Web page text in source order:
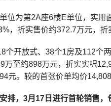
位为第2A座6楼E单位，实
，折实售价约372.7万元，折
个开放式、38个1房及112个
万至约898万元，折实实呎
元。较的首张价单均价14,808
排，3月17日进行首轮销售